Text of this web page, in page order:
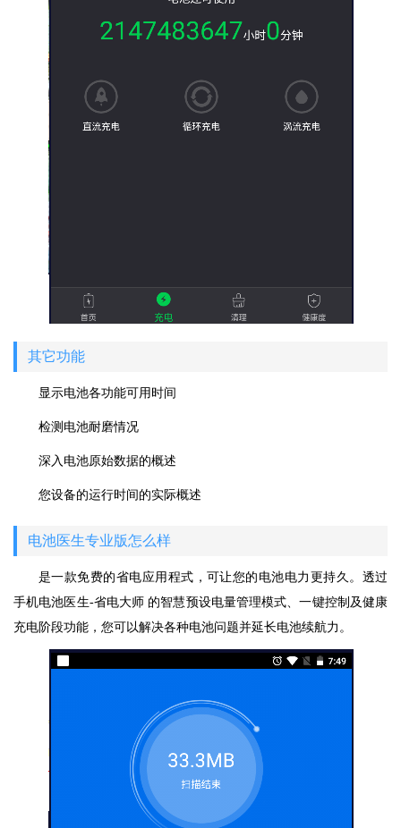
其它功能
显示电池各功能可用时间
检测电池耐磨情况
深入电池原始数据的概述
您设备的运行时间的实际概述
电池医生专业版怎么样
是一款免费的省电应用程式，可让您的电池电力更持久。透过
手机电池医生-省电大师 的智慧预设电量管理模式、一键控制及健康
充电阶段功能，您可以解决各种电池问题并延长电池续航力。